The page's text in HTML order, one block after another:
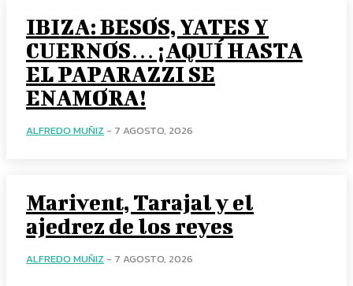
IBIZA: BESOS, YATES Y
CUERNOS… ¡AQUÍ HASTA
EL PAPARAZZI SE
ENAMORA!
ALFREDO MUÑIZ - 7 AGOSTO, 2026
Marivent, Tarajal y el
ajedrez de los reyes
ALFREDO MUÑIZ - 7 AGOSTO, 2026